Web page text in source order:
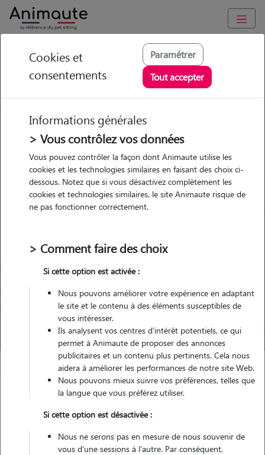
Tique chien : risques,
maladies, vaccins et
prévention
Garde
chez le Pet Sitter
Garde
chez le Pet Sitter
Promenades
Visites
Promenades
Visites
Pour quel animal ?
Trouver mon Pet Sitter
Garde d'animaux La tique chez le chien
Catégories de cette pageSanté Chien
Article publié le 25/11/2024 et mis à jour le 10/09/2025
Cookies et
consentements
Paramétrer
Tout accepter
Informations générales
> Vous contrôlez vos données
Vous pouvez contrôler la façon dont Animaute utilise les
cookies et les technologies similaires en faisant des choix ci-
dessous. Notez que si vous désactivez complètement les
cookies et technologies similaires, le site Animaute risque de
ne pas fonctionner correctement.
> Comment faire des choix
Si cette option est activée :
Nous pouvons améliorer votre expérience en adaptant
le site et le contenu à des éléments susceptibles de
vous intéresser.
Ils analysent vos centres d'intérêt potentiels, ce qui
permet à Animaute de proposer des annonces
publicitaires et un contenu plus pertinents. Cela nous
aidera à améliorer les performances de notre site Web.
Nous pouvons mieux suivre vos préférences, telles que
la langue que vous préférez utiliser.
Si cette option est désactivée :
Nous ne serons pas en mesure de nous souvenir de
vous d'une sessions à l'autre. Par conséquent,